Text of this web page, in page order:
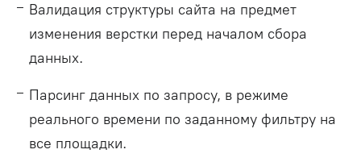
Валидация структуры сайта на предмет
изменения верстки перед началом сбора
данных.
Парсинг данных по запросу, в режиме
реального времени по заданному фильтру на
все площадки.